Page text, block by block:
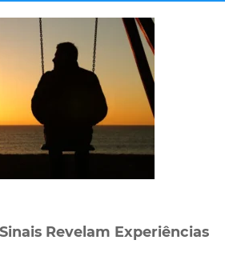
Revelam Experiências